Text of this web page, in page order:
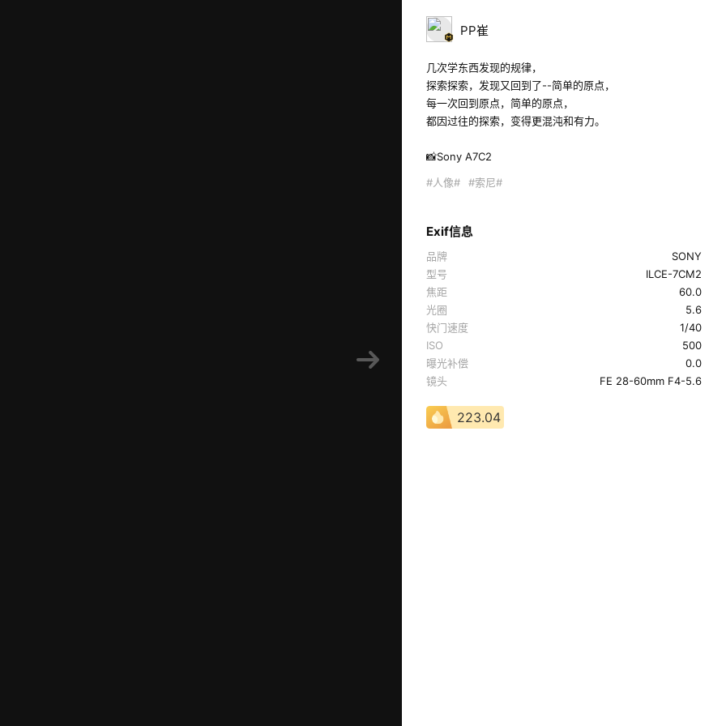
PP崔
几次学东西发现的规律，
探索探索，发现又回到了--简单的原点，
每一次回到原点，简单的原点，
都因过往的探索，变得更混沌和有力。
​📸Sony A7C2
#人像#
#索尼#
Exif信息
品牌
SONY
型号
ILCE-7CM2
焦距
60.0
光圈
5.6
快门速度
1/40
ISO
500
曝光补偿
0.0
镜头
FE 28-60mm F4-5.6
223.04